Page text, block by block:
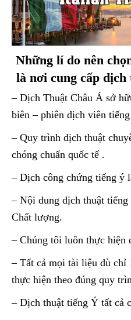
Những lí do nên
là nơi cung cấp
– Dịch Thuật Châu Á sở
biên – phiên dịch viên
– Quy trình dịch thuật
chóng chuẩn quốc tế .
– Dịch công chứng tiếng ý
– Nội dung dịch thuật
Chất lượng.
– Chúng tôi luôn thực hiện
– Tất cả mọi tài liệu dù chỉ
thực hiện theo đúng quy
– Dịch thuật tiếng Ý tất cả